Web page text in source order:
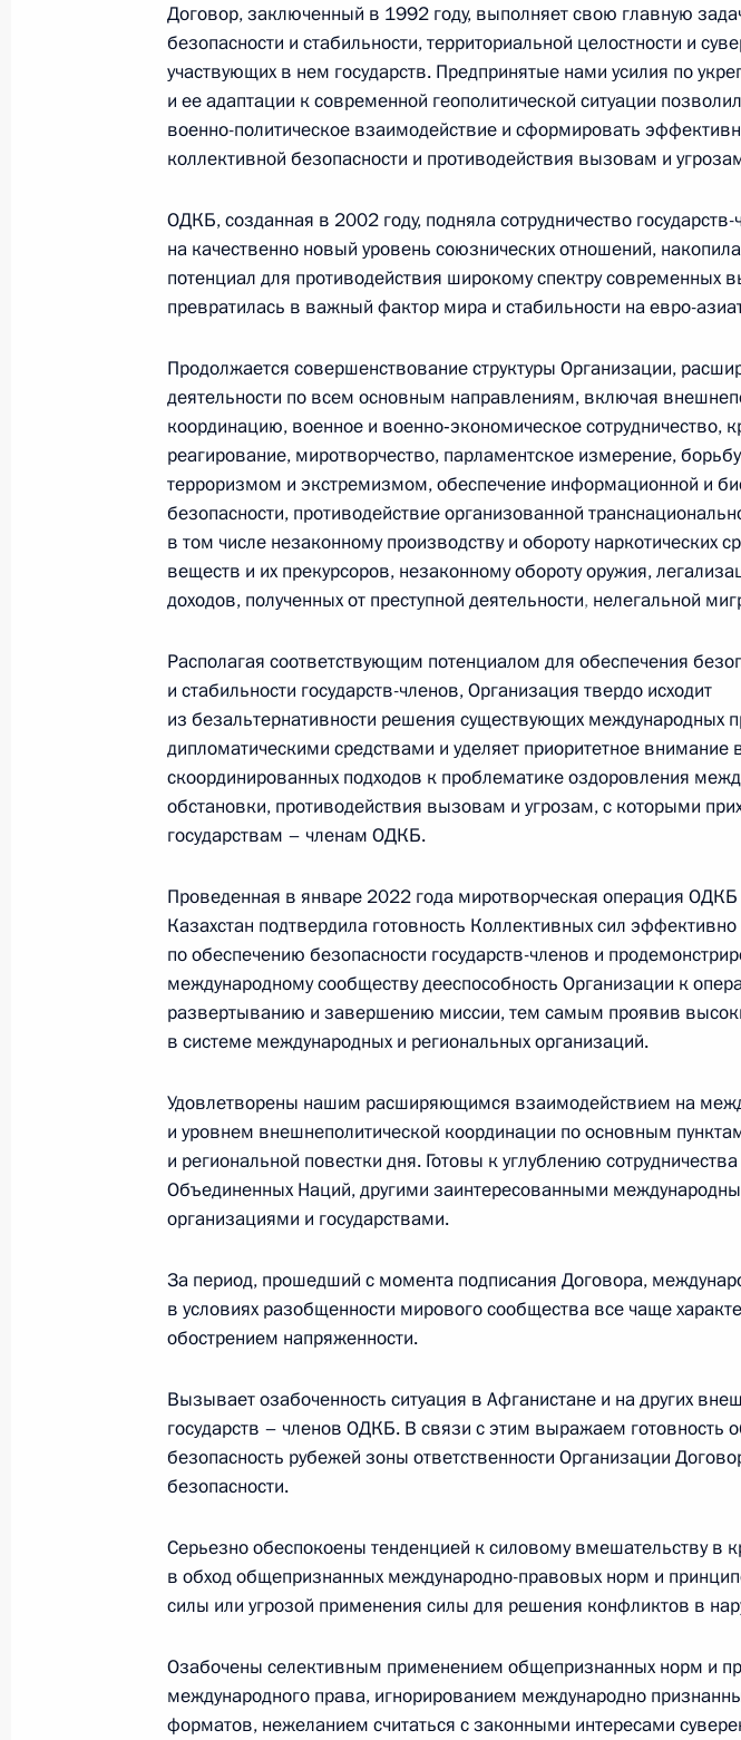
Рабочая встреча с вице-
премьером – полпредом
Президента в ДФО Юрием
Трутневым
6 августа 2026 года, 13:45
Встреча с
Памфиловой
5 августа 2026 года,
Президент России
с Президентом ОАЭ Мухаммедом Бен
Заидом Аль Нахайяном
7 августа 2026 года, 12:50
76-й гвардейской
штурмовой
полковником
Шихабидовым
6 августа 2026 года,
Обращение к участникам VIII
Российско-Киргизского
экономического форума и XII
Российско-Киргизской
межрегиональной конференции
6 августа 2026 года, 09:00
Встреча с
театральных
Владимиром
5 августа 2026 года,
События и поездки на географической карте
Администрация Президента России
Руслан Эдельгериев посетил
Азербайджан
23 июля 2026 года, 19:00
Мария
посетила
Договор, заключенный в 1992 году, выполняет свою главную
безопасности и стабильности, территориальной целостности и
участвующих в нем государств. Предпринятые нами усилия по
и ее адаптации к современной геополитической ситуации
военно-политическое взаимодействие и сформировать
коллективной безопасности и противодействия вызовам и
ОДКБ, созданная в 2002 году, подняла сотрудничество государств-
на качественно новый уровень союзнических отношений,
потенциал для противодействия широкому спектру современных
превратилась в важный фактор мира и стабильности на евро-
Продолжается совершенствование структуры Организации,
деятельности по всем основным направлениям, включая
координацию, военное и военно‑экономическое сотрудничество,
реагирование, миротворчество, парламентское измерение,
терроризмом и экстремизмом, обеспечение информационной и
безопасности, противодействие организованной
в том числе незаконному производству и обороту наркотических
веществ и их прекурсоров, незаконному обороту оружия,
доходов, полученных от преступной деятельности, нелегальной
Располагая соответствующим потенциалом для обеспечения
и стабильности государств-членов, Организация твердо исходит
из безальтернативности решения существующих международных
дипломатическими средствами и уделяет приоритетное внимание
скоординированных подходов к проблематике оздоровления
обстановки, противодействия вызовам и угрозам, с которыми
государствам – членам ОДКБ.
Проведенная в январе 2022 года миротворческая операция
Казахстан подтвердила готовность Коллективных сил
по обеспечению безопасности государств-членов и
международному сообществу дееспособность Организации к
развертыванию и завершению миссии, тем самым проявив
в системе международных и региональных организаций.
Удовлетворены нашим расширяющимся взаимодействием на
и уровнем внешнеполитической координации по основным
и региональной повестки дня. Готовы к углублению
Объединенных Наций, другими заинтересованными
организациями и государствами.
За период, прошедший с момента подписания Договора,
в условиях разобщенности мирового сообщества все чаще
обострением напряженности.
Вызывает озабоченность ситуация в Афганистане и на других
государств – членов ОДКБ. В связи с этим выражаем готовность
безопасность рубежей зоны ответственности Организации
безопасности.
Серьезно обеспокоены тенденцией к силовому вмешательству в
в обход общепризнанных международно-правовых норм и
силы или угрозой применения силы для решения конфликтов в
Озабочены селективным применением общепризнанных норм и
международного права, игнорированием международно
форматов, нежеланием считаться с законными интересами